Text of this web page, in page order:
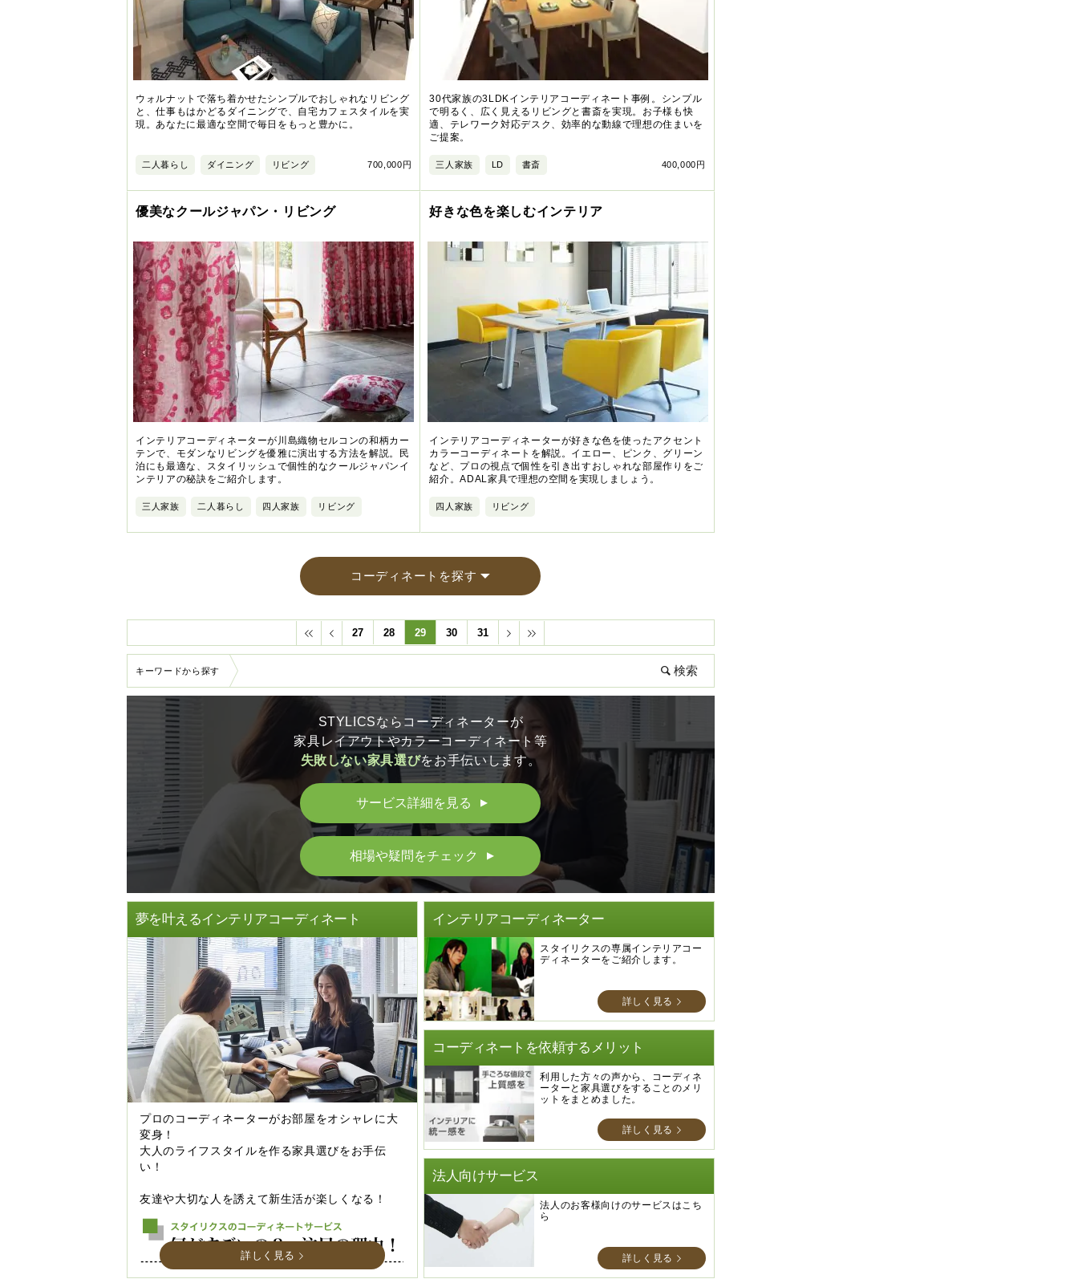
ウォルナットで落ち着かせたシンプルでおしゃれなリビング
と、仕事もはかどるダイニングで、自宅カフェスタイルを実
現。あなたに最適な空間で毎日をもっと豊かに。
700,000円
二人暮らし ダイニング リビング
30代家族の3LDKインテリアコーディネート事例。シンプル
で明るく、広く見えるリビングと書斎を実現。お子様も快
適、テレワーク対応デスク、効率的な動線で理想の住まいを
ご提案。
400,000円
三人家族 LD 書斎
優美なクールジャパン・リビング
インテリアコーディネーターが川島織物セルコンの和柄カー
テンで、モダンなリビングを優雅に演出する方法を解説。民
泊にも最適な、スタイリッシュで個性的なクールジャパンイ
ンテリアの秘訣をご紹介します。
三人家族 二人暮らし 四人家族 リビング
好きな色を楽しむインテリア
インテリアコーディネーターが好きな色を使ったアクセント
カラーコーディネートを解説。イエロー、ピンク、グリーン
など、プロの視点で個性を引き出すおしゃれな部屋作りをご
紹介。ADAL家具で理想の空間を実現しましょう。
四人家族 リビング
コーディネートを探す
27 28 29 30 31
キーワードから探す
STYLICSならコーディネーターが
家具レイアウトやカラーコーディネート等
失敗しない家具選びをお手伝いします。
サービス詳細を見る ▲
相場や疑問をチェック ▲
夢を叶えるインテリアコーディネート
プロのコーディネーターがお部屋をオシャレに大
変身！
大人のライフスタイルを作る家具選びをお手伝
い！
友達や大切な人を誘えて新生活が楽しくなる！
詳しく見る
インテリアコーディネーター
スタイリクスの専属インテリアコー
ディネーターをご紹介します。
詳しく見る
コーディネートを依頼するメリット
利用した方々の声から、コーディネ
ーターと家具選びをすることのメリ
ットをまとめました。
詳しく見る
法人向けサービス
法人のお客様向けのサービスはこち
ら
詳しく見る